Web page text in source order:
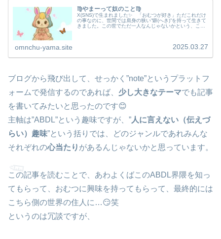
♍️やまーって奴のこと♍️
X(SNS)で生まれました✨ 「おむつが好き」ただこれだけ
の事なのに、世間では肩身の狭い”癖(へき)”を持って生きて
きました。この世でただ一人なんじゃないかという、この
omnchu-yama.site 2025.03.27
ブログから飛び出して、せっかく”note”というプラットフ
ォームで発信するのであれば、 少し大きなテーマでも記事
を書いてみたいと思ったのです😊
主軸は”ABDL”という趣味ですが、”人に言えない（伝えづ
らい）趣味”という括りでは、どのジャンルであれみんな
それぞれの心当たり があるんじゃないかと思っています。
この記事を読むことで、あわよくばこのABDL界隈を知っ
てもらって、おむつに興味を持ってもらって、最終的には
こちら側の世界の住人に…😏笑
というのは冗談ですが、